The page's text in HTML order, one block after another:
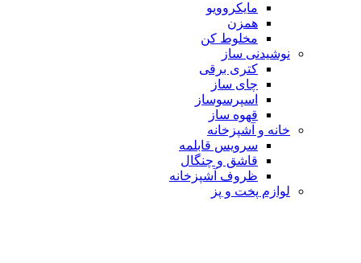
مایکروویو
همزن
مخلوط کن
نوشیدنی ساز
کتری برقی
چای ساز
اسپرسوساز
قهوه ساز
خانه و آشپزخانه
سرویس قابلمه
قاشق و چنگال
ظروف آشپزخانه
لوازم پخت و پز